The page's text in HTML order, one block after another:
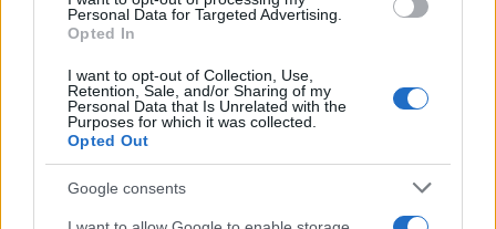
Personal Data for Targeted Advertising.
Opted In
I want to opt-out of Collection, Use,
Retention, Sale, and/or Sharing of my
Personal Data that Is Unrelated with the
Purposes for which it was collected.
Opted Out
Google consents
— Hooligans.cz Official (@hooliganscz1999) February 19, 2026
Για την ιστορία, ο αγώνας διεξήχθη κανονικά και
ολοκληρώθηκε με ισοπαλία 2-2 για τη 16η
αγωνιστική του πρωταθλήματος. Ένα αποτέλεσμα
που κράτησε τη Μπενφίκα μόνη πρώτη στη